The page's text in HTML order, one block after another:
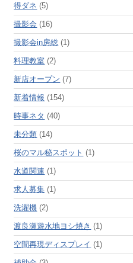
得ダネ (5)
撮影会 (16)
撮影会in房総 (1)
料理教室 (2)
新店オープン (7)
新着情報 (154)
時事ネタ (40)
未分類 (14)
桜のマル秘スポット (1)
水道関連 (1)
求人募集 (1)
洗濯機 (2)
渡良瀬遊水地ヨシ焼き (1)
空間再現ディスプレイ (1)